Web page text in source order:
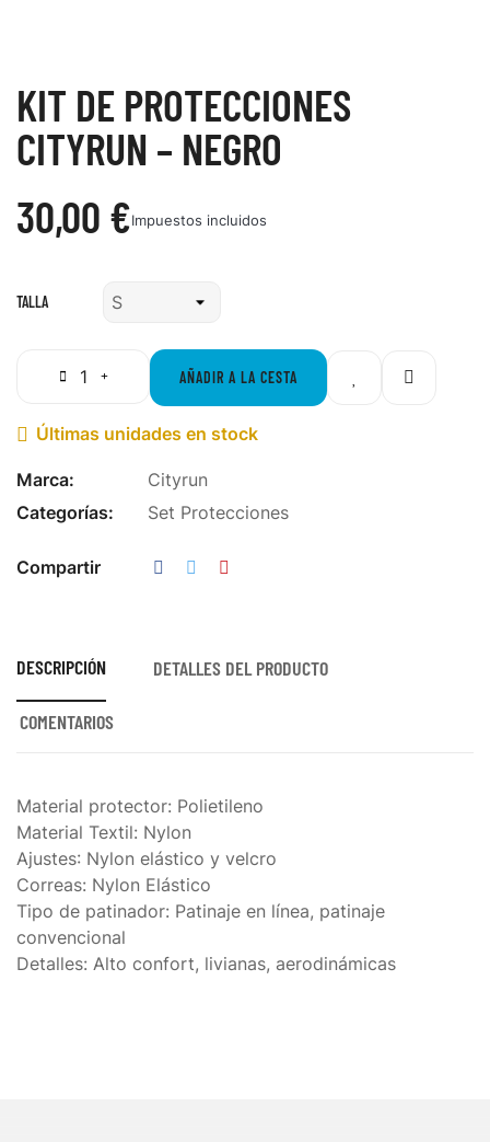
KIT DE PROTECCIONES
CITYRUN – NEGRO
30,00 €Impuestos incluidos
TALLA
AÑADIR A LA CESTA
 Últimas unidades en stock
Marca:
Cityrun
Categorías:
Set Protecciones
Compartir
DESCRIPCIÓN DETALLES DEL PRODUCTO
COMENTARIOS
Material protector: Polietileno
Material Textil: Nylon
Ajustes: Nylon elástico y velcro
Correas: Nylon Elástico
Tipo de patinador: Patinaje en línea, patinaje
convencional
Detalles: Alto confort, livianas, aerodinámicas